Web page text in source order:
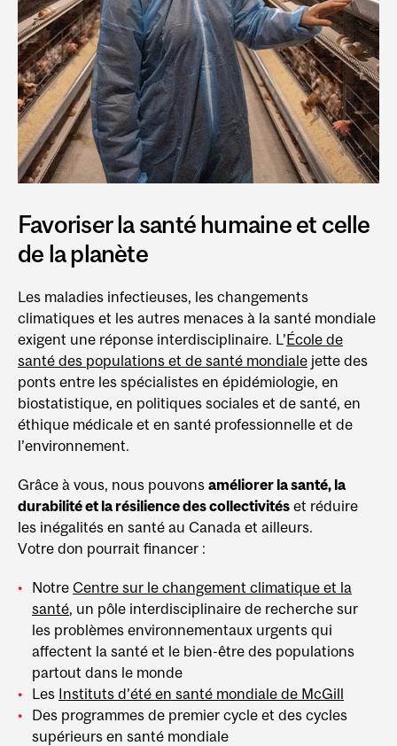
Favoriser la santé humaine et celle
de la planète
Les maladies infectieuses, les changements
climatiques et les autres menaces à la santé mondiale
exigent une réponse interdisciplinaire. L’École de
santé des populations et de santé mondiale jette des
ponts entre les spécialistes en épidémiologie, en
biostatistique, en politiques sociales et de santé, en
éthique médicale et en santé professionnelle et de
l’environnement.
Grâce à vous, nous pouvons améliorer la santé, la
durabilité et la résilience des collectivités et réduire
les inégalités en santé au Canada et ailleurs.
Votre don pourrait financer :
Notre Centre sur le changement climatique et la
santé, un pôle interdisciplinaire de recherche sur
les problèmes environnementaux urgents qui
affectent la santé et le bien-être des populations
partout dans le monde
Les Instituts d’été en santé mondiale de McGill
Des programmes de premier cycle et des cycles
supérieurs en santé mondiale